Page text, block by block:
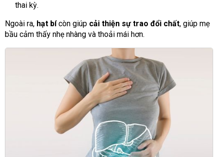
thai kỳ.
Ngoài ra, hạt bícòn giúp cải thiện sự trao đổi chất, giúp mẹ
bầu cảm thấy nhẹ nhàng và thoải mái hơn.